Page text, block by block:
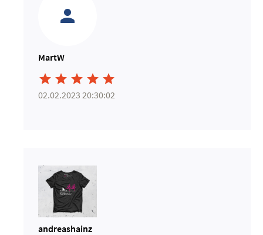
MartW
    
02.02.2023 20:30:02
andreashainz